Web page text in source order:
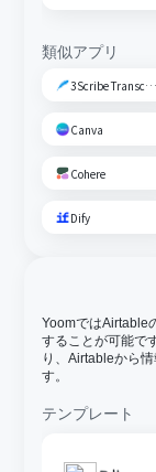
類似アプリ
3Scribe Transcription
Canva
Cohere
Dify
YoomではAirtable
することが可能で
り、Airtableから
す。
テンプレート